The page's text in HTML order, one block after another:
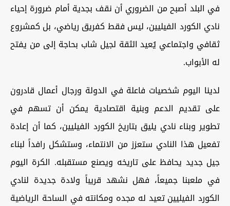
في البلد أصبح من الضروري أن نقف بجدية أمام ضرورة إحياء
نادي الكورد الفيليين، ليس فقط كفريق رياضي، بل كمشروع
ثقافي واجتماعي يُعيد الثقة لجيل شاب بحاجة إلى من يفتح
له الأبواب.
لدينا اليوم شخصيات فاعلة في الدولة ورجال أعمال قادرون
على تقديم الدعم وبنية اقتصادية يمكن أن تسهم في
تطوير وبناء نادي يليق بتاريخ الكورد الفيليين، كما أن إعادة
تفعيل هذا النادي ستعزز من الانتماء، وستشكل رافداً لبناء
جيل جديد يحافظ على تاريخه ويصنع مستقبله. الكرة اليوم
في ملعبنا جميعاً، فهل نشهد قريباً ولادة جديدة لنادي
الكورد الفيليين تعيد له مجده ومكانته في الساحة الرياضية